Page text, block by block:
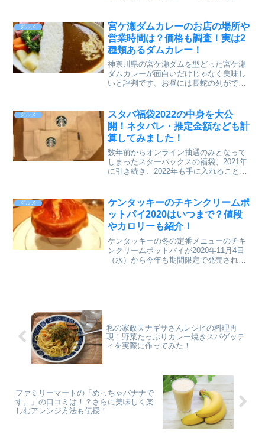
か、通販でのお取り寄せはできるのかを
紹介していきたいと思い...
グルメ
宮ケ瀬ダムカレーのお店の場所や
営業時間は？価格も調査！実は2
種類あるダムカレー！
神奈川県の宮ケ瀬ダムを型どった宮ケ瀬
ダムカレーが面白いだけじゃなく美味し
いと評判です。お昼には長蛇の列ができ
提供するお店があったんですね。それぞ
れのダムカレーに違った...
グルメ
スタバ福袋2022の中身を大公
開！ネタバレ・推定金額なども計
算してみました！
数年前からオンライン抽選のみとなって
しまったスターバックスの福袋、2021年
に引き続き、2022年も手に入れることが
いと思います。
グルメ
ケンタッキーのチキンクリームポ
ットパイ2020はいつまで？値段
やカロリーも紹介！
ケンタッキーの冬の定番メニューのチキ
ンクリームポットパイが2020年11月4日
（水）から今年も期間限定で発売されま
私の家政夫ナギサさんレシピの料理再
現！野菜たっぷりカレー焼きスパゲッテ
ィを実際に作ってみた！
ファミリーマートの「めっちゃバナナで
す。」の口コミは！？さらに美味しく楽
しむアレンジ方法も伝授！